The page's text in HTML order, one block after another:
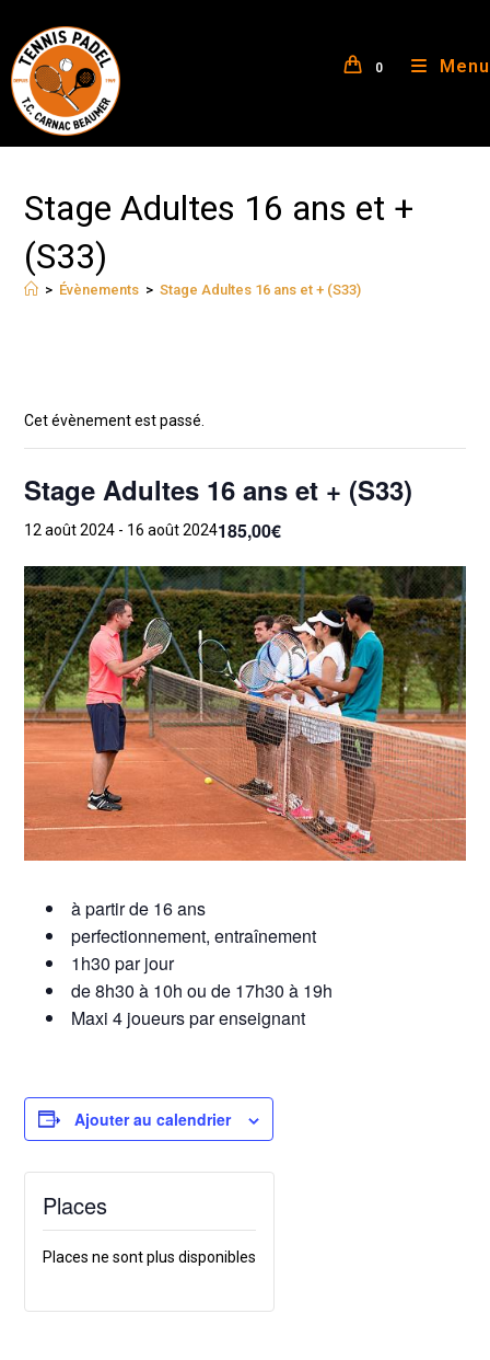
0 Menu
Stage Adultes 16 ans et +
(S33)
> Évènements > Stage Adultes 16 ans et + (S33)
Cet évènement est passé.
Stage Adultes 16 ans et + (S33)
12 août 2024 - 16 août 2024185,00€
à partir de 16 ans
perfectionnement, entraînement
1h30 par jour
de 8h30 à 10h ou de 17h30 à 19h
Maxi 4 joueurs par enseignant
Ajouter au calendrier
Places
Places ne sont plus disponibles